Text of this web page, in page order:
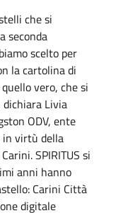
che si
seconda
scelto per
la cartolina di
vero, che si
Livia
ODV, ente
in virtù della
SPIRITUS si
anni hanno
Carini Città
digitale